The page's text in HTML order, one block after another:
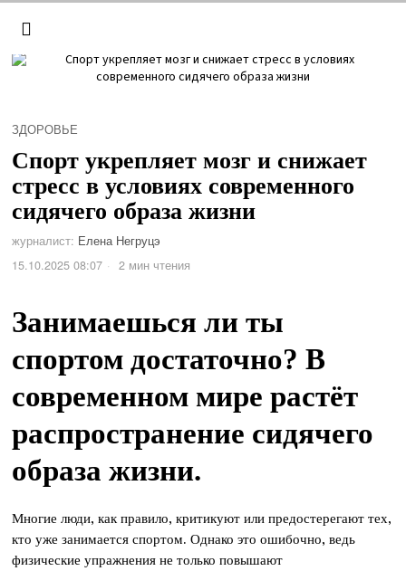
ЗДОРОВЬЕ
Спорт укрепляет мозг и снижает
стресс в условиях современного
сидячего образа жизни
журналист: Елена Негруцэ
15.10.2025 08:07
2 мин чтения
Занимаешься ли ты
спортом достаточно? В
современном мире растёт
распространение сидячего
образа жизни.
Многие люди, как правило, критикуют или предостерегают тех,
кто уже занимается спортом. Однако это ошибочно, ведь
физические упражнения не только повышают